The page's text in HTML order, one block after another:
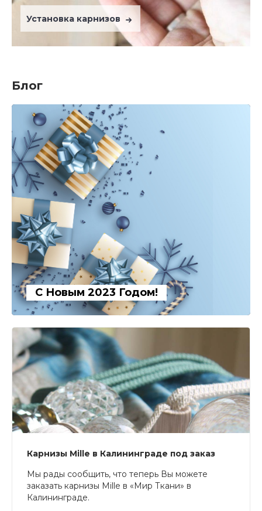
Установка карнизов
Блог
С Новым 2023 Годом!
Карнизы Mille в Калининграде под заказ
Мы рады сообщить, что теперь Вы можете
заказать карнизы Mille в «Мир Ткани» в
Калининграде.